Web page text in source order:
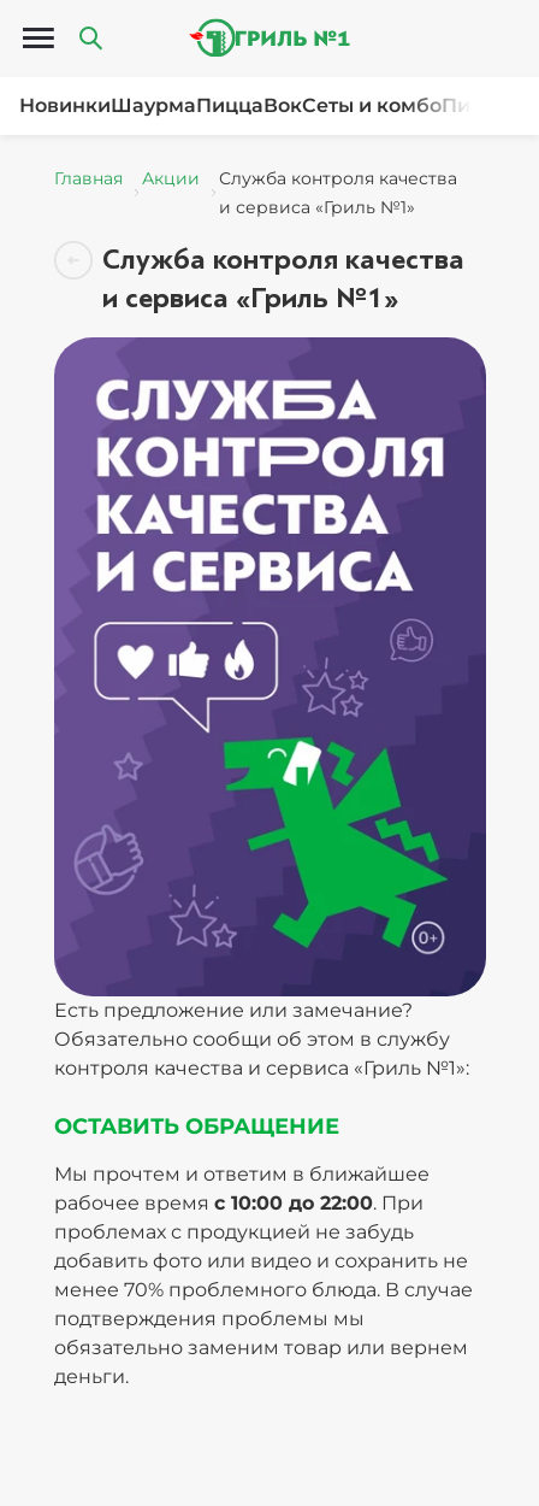
Открыть меню
НовинкиШаурмаПиццаВокСеты и комбоПироги
Главная Акции
Служба контроля качества
и сервиса «Гриль №1»
Служба контроля качества
и сервиса «Гриль №1»
Есть предложение или замечание?
Обязательно сообщи об этом в службу
контроля качества и сервиса «Гриль №1»:
ОСТАВИТЬ ОБРАЩЕНИЕ
Мы прочтем и ответим в ближайшее
рабочее время с 10:00 до 22:00. При
проблемах с продукцией не забудь
добавить фото или видео и сохранить не
менее 70% проблемного блюда. В случае
подтверждения проблемы мы
обязательно заменим товар или вернем
деньги.